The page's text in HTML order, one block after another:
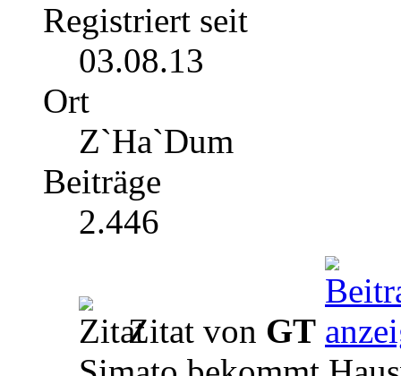
Registriert seit
03.08.13
Ort
Z`Ha`Dum
Beiträge
2.446
Zitat von GT